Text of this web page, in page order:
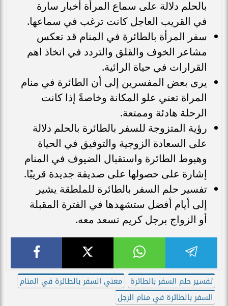
بالحلم دلالة على سماع المرأة أخبار سارة
في القريب العاجل كانت ترغب في سماعها.
سفر المرأة بالطائرة في المنام قد تعكس
مشاعر الخوف والقلق والتردد في اتخاذ اهم
القرارات في حياة الرائية.
يرى بعض المفسرين إلى أن الطائرة في منام
المراة تعني علو المكانة وخاصةً إذا كانت
الرحلة هادئة وممتعة.
رؤية المتزوجة للسفر بالطائرة بالحلم دلالة
على السعادة الزوجية والتوفيق في الحياة
وهبوط الطائرة واستقبال الضيوف في المنام
إشارة على حصولها على صديقة جديدة قريبًا.
تفسير حلم السفر بالطائرة للملطقة يشير
إلى أيام أفضل ستشهدها في الفترة المقبلة
أو الزواج برجل كريم تسعد معه.
تفسير حلم السفر بالطائرة
معني السفر بالطائرة في المنام
السفر بالطائرة في منام الرجل